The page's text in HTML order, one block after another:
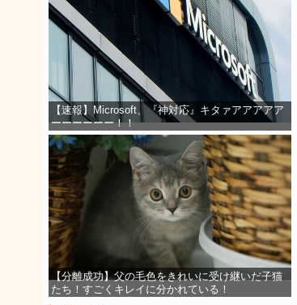
【速報】Microsoft、『神対応』キタァアアアアア
ーーーーーー！！
【分離成功】父の毛色をきれいに受け継いだ子猫
たち！すごくキレイに分かれている！